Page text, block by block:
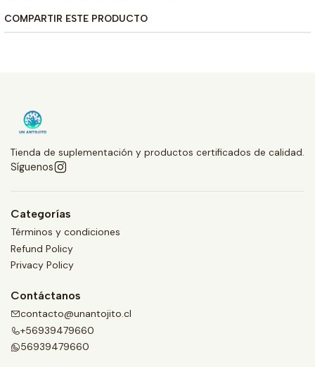
COMPARTIR ESTE PRODUCTO
Tienda de suplementación y productos certificados de calidad.
Síguenos
Categorías
Términos y condiciones
Refund Policy
Privacy Policy
Contáctanos
contacto@unantojito.cl
+56939479660
56939479660